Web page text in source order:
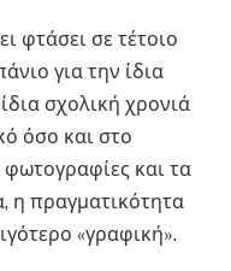
φτάσει σε τέτοιο
για την ίδια
σχολική χρονιά
όσο και στο
και τα
η πραγματικότητα
«γραφική».